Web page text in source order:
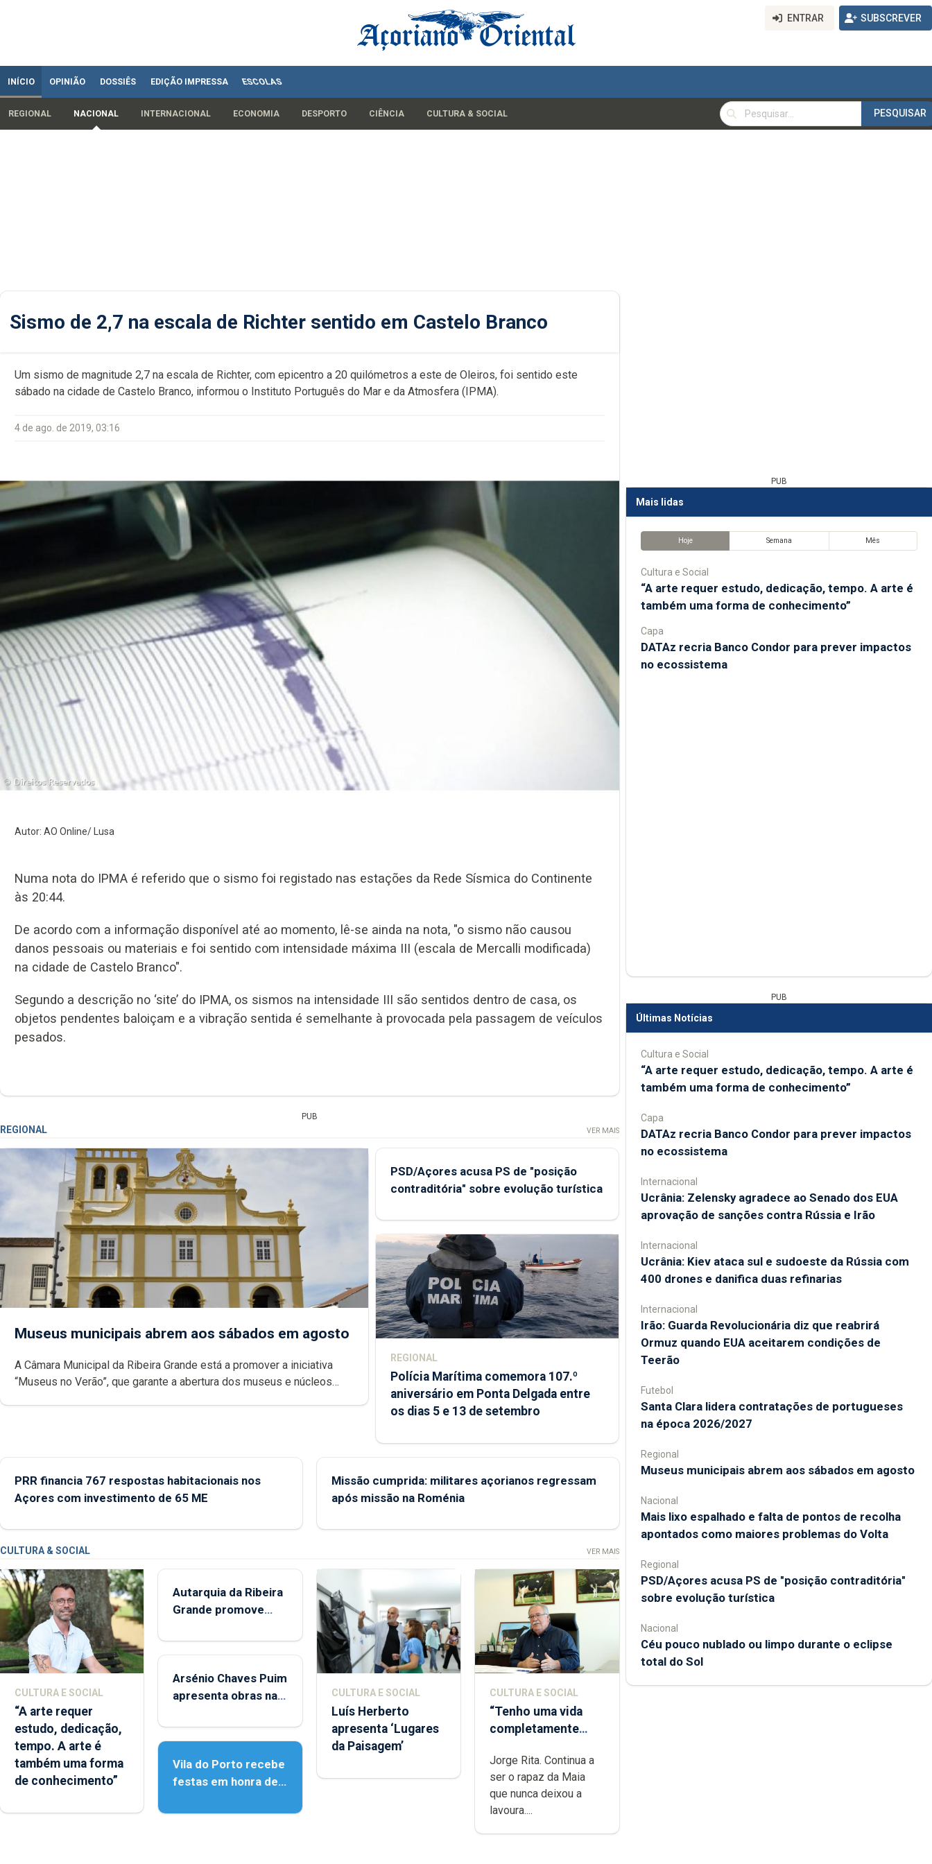
ENTRAR SUBSCREVER
INÍCIO OPINIÃO DOSSIÊS EDIÇÃO IMPRESSA ESCOLAS
REGIONAL NACIONAL INTERNACIONAL ECONOMIA DESPORTO CIÊNCIA CULTURA & SOCIAL
PESQUISAR
PESQUISAR
Sismo de 2,7 na escala de Richter sentido em Castelo Branco
Um sismo de magnitude 2,7 na escala de Richter, com epicentro a 20 quilómetros a este de Oleiros, foi sentido este
sábado na cidade de Castelo Branco, informou o Instituto Português do Mar e da Atmosfera (IPMA).
4 de ago. de 2019, 03:16
Autor: AO Online/ Lusa
Numa nota do IPMA é referido que o sismo foi registado nas estações da Rede Sísmica do Continente
às 20:44.
De acordo com a informação disponível até ao momento, lê-se ainda na nota, "o sismo não causou
danos pessoais ou materiais e foi sentido com intensidade máxima III (escala de Mercalli modificada)
na cidade de Castelo Branco".
Segundo a descrição no ‘site’ do IPMA, os sismos na intensidade III são sentidos dentro de casa, os
objetos pendentes baloiçam e a vibração sentida é semelhante à provocada pela passagem de veículos
pesados.
PUB
REGIONAL VER MAIS
Museus municipais abrem aos sábados em agosto
A Câmara Municipal da Ribeira Grande está a promover a iniciativa
“Museus no Verão”, que garante a abertura dos museus e núcleos
PSD/Açores acusa PS de "posição
contraditória" sobre evolução turística
REGIONAL
Polícia Marítima comemora 107.º
aniversário em Ponta Delgada entre
os dias 5 e 13 de setembro
PRR financia 767 respostas habitacionais nos
Açores com investimento de 65 ME
Missão cumprida: militares açorianos regressam
após missão na Roménia
CULTURA & SOCIAL VER MAIS
CULTURA E SOCIAL
“A arte requer
estudo, dedicação,
tempo. A arte é
também uma forma
de conhecimento”
Autarquia da Ribeira
Grande promove
Verão"
Arsénio Chaves Puim
apresenta obras na
Porto
Vila do Porto recebe
festas em honra de
Assunção
CULTURA E SOCIAL
Luís Herberto
apresenta ‘Lugares
da Paisagem’
CULTURA E SOCIAL
“Tenho uma vida
completamente
dedicação, gosto e
muita paixão”
Jorge Rita. Continua a
ser o rapaz da Maia
que nunca deixou a
lavoura....
PUB
Mais lidas
Hoje Semana Mês
Cultura e Social
“A arte requer estudo, dedicação, tempo. A arte é
também uma forma de conhecimento”
Capa
DATAz recria Banco Condor para prever impactos
no ecossistema
PUB
Últimas Notícias
Cultura e Social
“A arte requer estudo, dedicação, tempo. A arte é
também uma forma de conhecimento”
Capa
DATAz recria Banco Condor para prever impactos
no ecossistema
Internacional
Ucrânia: Zelensky agradece ao Senado dos EUA
aprovação de sanções contra Rússia e Irão
Internacional
Ucrânia: Kiev ataca sul e sudoeste da Rússia com
400 drones e danifica duas refinarias
Internacional
Irão: Guarda Revolucionária diz que reabrirá
Ormuz quando EUA aceitarem condições de
Teerão
Futebol
Santa Clara lidera contratações de portugueses
na época 2026/2027
Regional
Museus municipais abrem aos sábados em agosto
Nacional
Mais lixo espalhado e falta de pontos de recolha
apontados como maiores problemas do Volta
Regional
PSD/Açores acusa PS de "posição contraditória"
sobre evolução turística
Nacional
Céu pouco nublado ou limpo durante o eclipse
total do Sol